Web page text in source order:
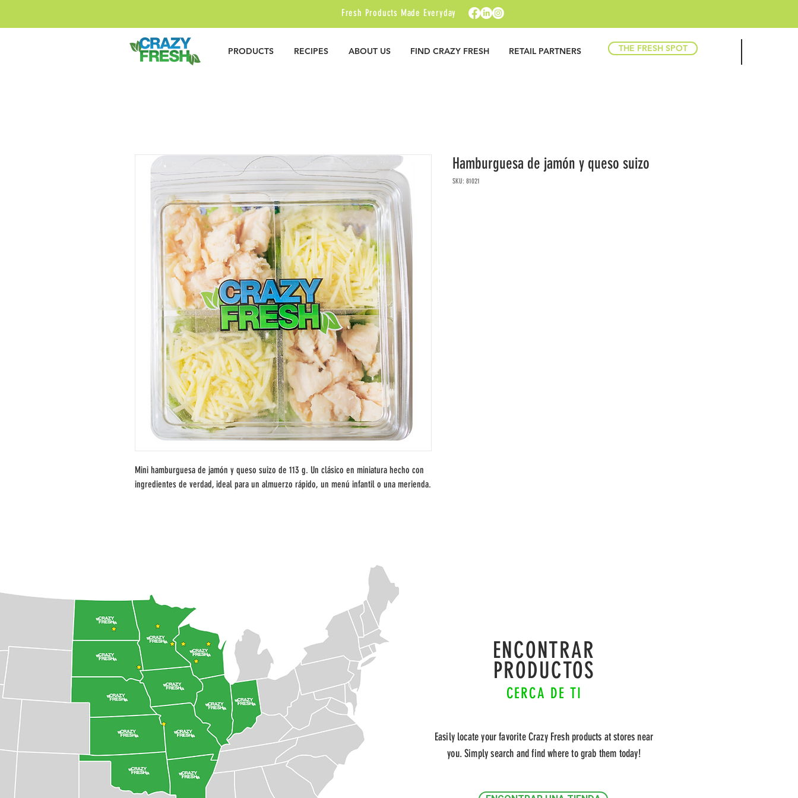
Fresh Products Made Everyday
PRODUCTS RECIPES ABOUT US FIND CRAZY FRESH RETAIL PARTNERS THE FRESH SPOT
Mini hamburguesa de jamón y queso suizo de 113 g. Un clásico en miniatura hecho con
ingredientes de verdad, ideal para un almuerzo rápido, un menú infantil o una merienda.
Hamburguesa de jamón y queso suizo
SKU: 81021
ENCONTRAR
PRODUCTOS
CERCA DE TI
Easily locate your favorite Crazy Fresh products at stores near
you. Simply search and find where to grab them today!